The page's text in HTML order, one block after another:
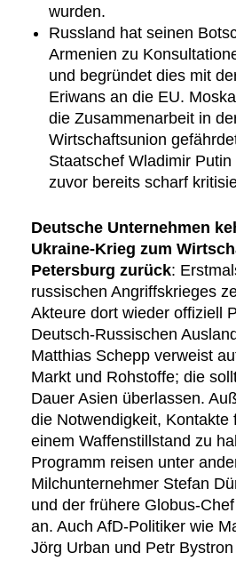
wurden.
Russland hat seinen
Armenien zu
und begründet dies mit
Eriwans an die EU.
die Zusammenarbeit in
Wirtschaftsunion
Staatschef Wladimir
zuvor bereits scharf
Deutsche Unternehmen
Ukraine-Krieg zum
Petersburg zurück:
russischen Angriffskrieges
Akteure dort wieder offiziell
Deutsch-Russischen
Matthias Schepp verweist
Markt und Rohstoffe; die
Dauer Asien überlassen.
die Notwendigkeit, Kontakte
einem Waffenstillstand zu
Programm reisen unter
Milchunternehmer Stefan
und der frühere Globus-
an. Auch AfD-Politiker wie
Jörg Urban und Petr